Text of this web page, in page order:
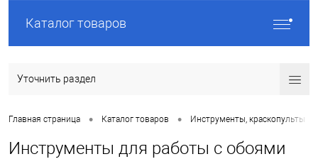
Каталог товаров
Уточнить раздел
Главная страница • Каталог товаров • Инструменты, краскопульты
Инструменты для работы с обоями